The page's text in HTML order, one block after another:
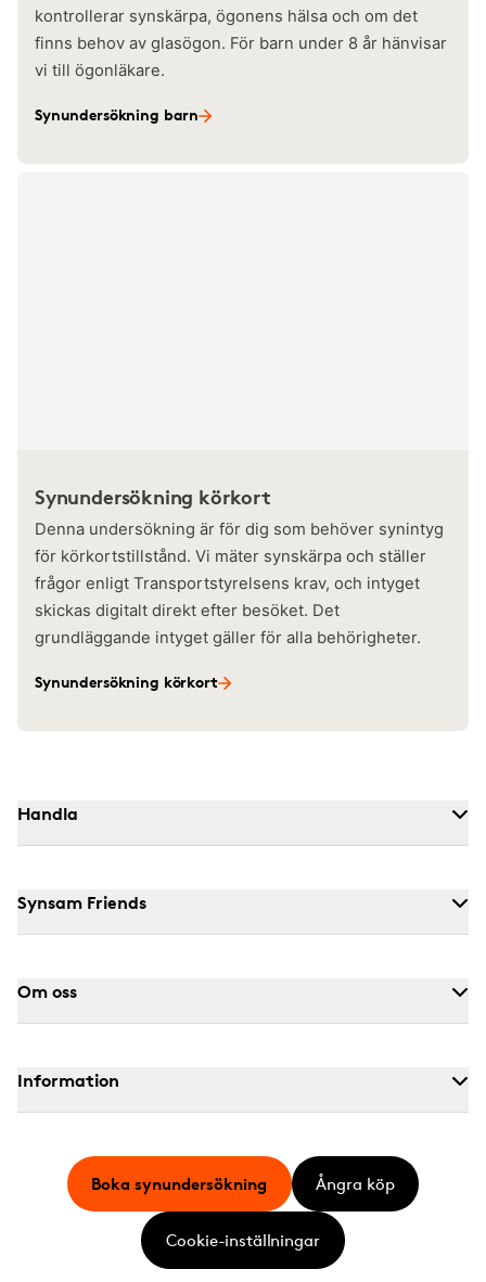
kontrollerar synskärpa, ögonens hälsa och om det
finns behov av glasögon. För barn under 8 år hänvisar
vi till ögonläkare.
Synundersökning barn
Synundersökning körkort
Denna undersökning är för dig som behöver synintyg
för körkortstillstånd. Vi mäter synskärpa och ställer
frågor enligt Transportstyrelsens krav, och intyget
skickas digitalt direkt efter besöket. Det
grundläggande intyget gäller för alla behörigheter.
Synundersökning körkort
Handla
Synsam Friends
Om oss
Information
Boka synundersökning Ångra köp
Cookie-inställningar